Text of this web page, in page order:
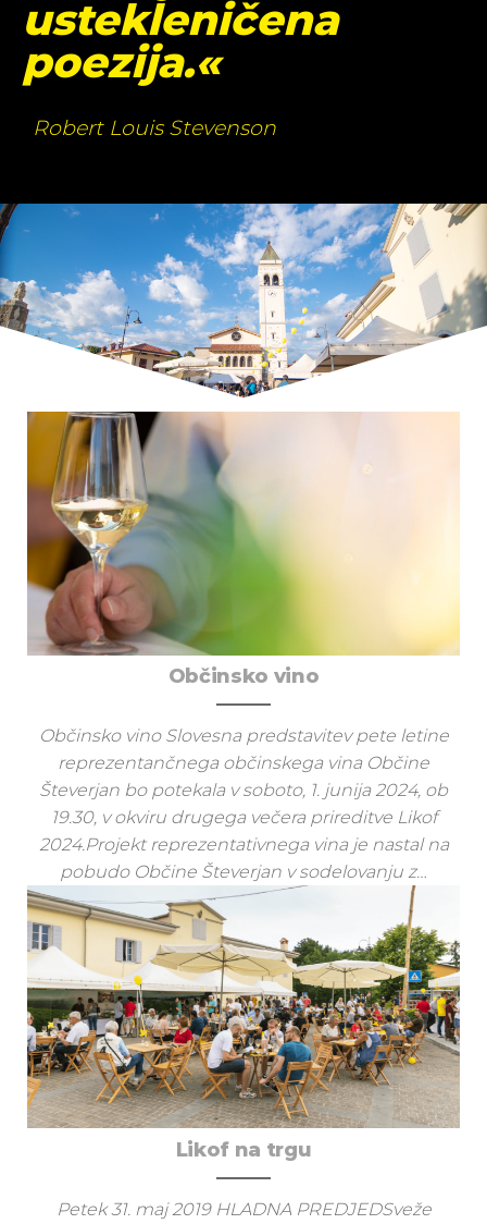
ustekleničena
poezija.«
Robert Louis Stevenson
Občinsko vino
Občinsko vino Slovesna predstavitev pete letine
reprezentančnega občinskega vina Občine
Števerjan bo potekala v soboto, 1. junija 2024, ob
19.30, v okviru drugega večera prireditve Likof
2024.Projekt reprezentativnega vina je nastal na
pobudo Občine Števerjan v sodelovanju z…
Likof na trgu
Petek 31. maj 2019 HLADNA PREDJEDSveže